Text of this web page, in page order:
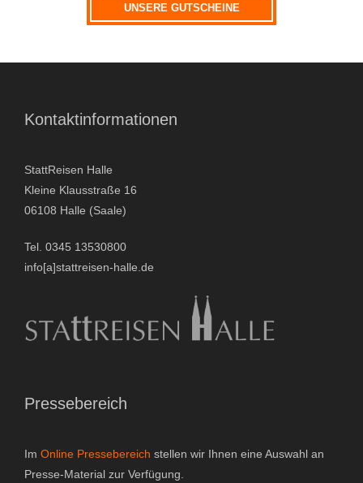
t
r
n
a
i
v
UNSERE GUTSCHEINE
Kontaktinformationen
StattReisen Halle
Kleine Klausstraße 16
06108 Halle (Saale)
Tel. 0345 13530800
info[a]stattreisen-halle.de
Pressebereich
Im Online Pressebereich stellen wir Ihnen eine Auswahl an
Presse-Material zur Verfügung.